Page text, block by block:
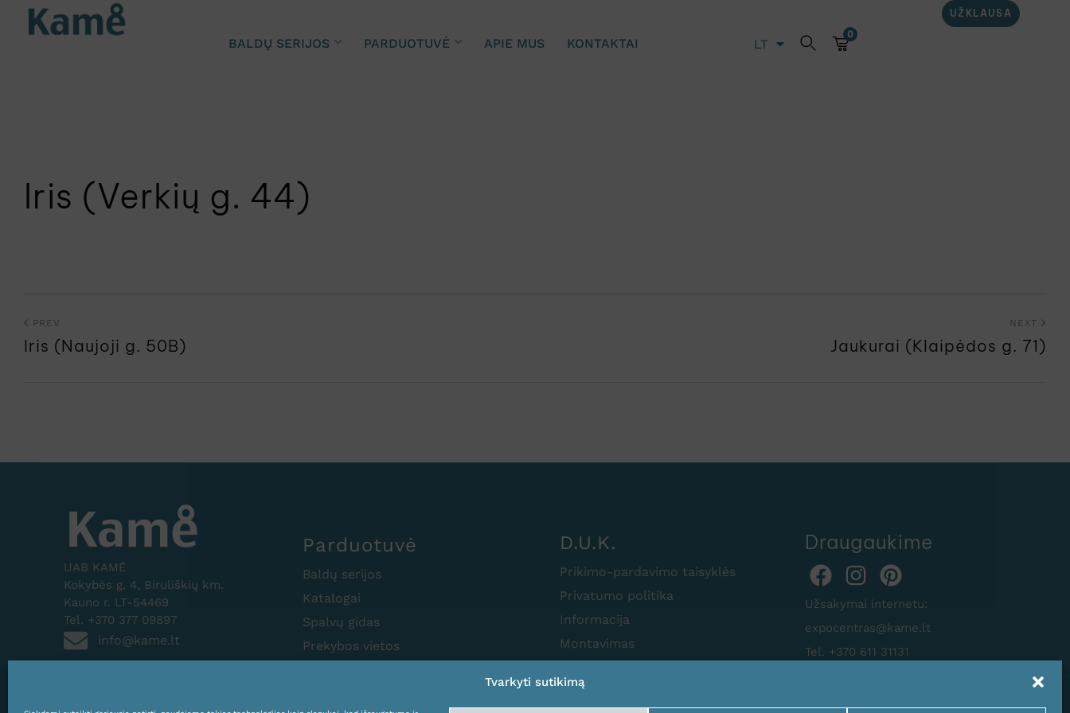
Tvarkyti sutikimą
BALDŲ SERIJOS PARDUOTUVĖ APIE MUS KONTAKTAI LT
EN
0
UŽKLAUSA
Iris (Verkių g. 44)
PREV
Iris (Naujoji g. 50B)
NEXT
Jaukurai (Klaipėdos g. 71)
UAB KAMĖ
Kokybės g. 4, Biruliškių km.
Kauno r. LT-54469
Tel. +370 377 09897
info@kame.lt
Parduotuvė
Baldų serijos
Katalogai
Spalvų gidas
Prekybos vietos
D.U.K.
Prikimo-pardavimo taisyklės
Privatumo politika
Informacija
Montavimas
Draugaukime
Užsakymai internetu:
expocentras@kame.lt
Tel. +370 611 31131